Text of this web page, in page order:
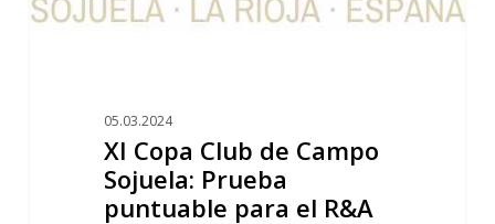
el
05.03.2024
XI Copa Club de Campo
Sojuela: Prueba
puntuable para el R&A